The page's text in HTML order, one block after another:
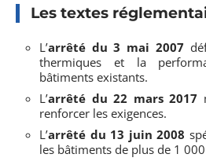
Les textes
L’arrêté du 3 mai 2007
thermiques et la
bâtiments existants.
L’arrêté du 22 mars 2017
renforcer les exigences.
L’arrêté du 13 juin 2008
les bâtiments de plus de 1 000